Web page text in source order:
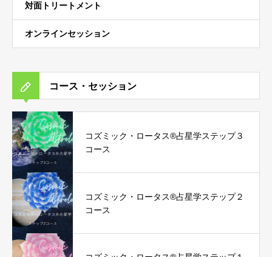
対面トリートメント
オンラインセッション
コース・セッション
コズミック・ロータス®︎占星学ステップ３
コース
コズミック・ロータス®︎占星学ステップ２
コース